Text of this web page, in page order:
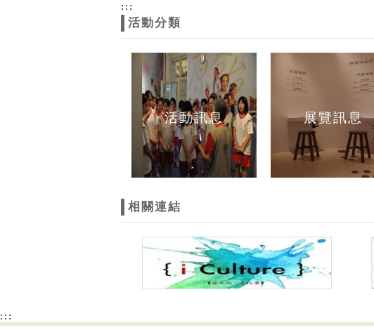
:::
活動分類
活動訊息 展覽訊息
相關連結
:::